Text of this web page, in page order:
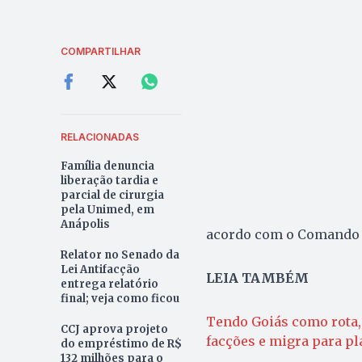
COMPARTILHAR
RELACIONADAS
Família denuncia
liberação tardia e
parcial de cirurgia
pela Unimed, em
Anápolis
Relator no Senado da
Lei Antifacção
entrega relatório
final; veja como ficou
CCJ aprova projeto
do empréstimo de R$
132 milhões para o
acordo com o Comando
LEIA TAMBÉM
Tendo Goiás como
facções e migra para